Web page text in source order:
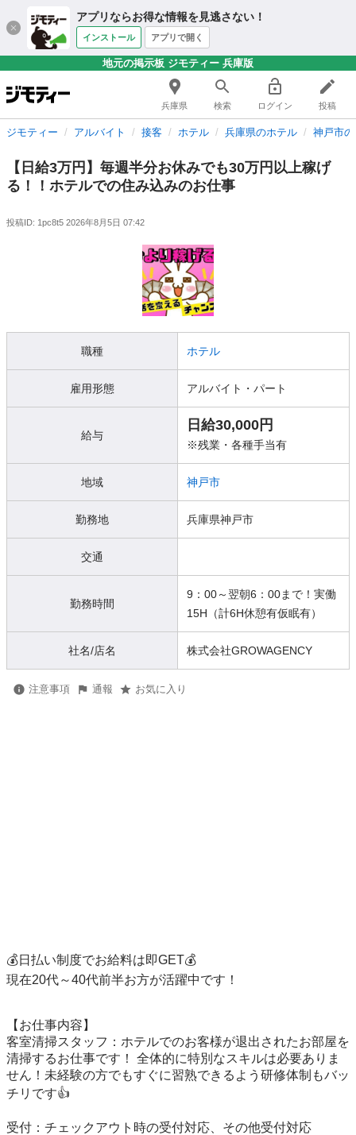
アプリならお得な情報を見逃さない！
インストール アプリで開く
地元の掲示板 ジモティー 兵庫版
兵庫県 検索 ログイン 投稿
ジモティー アルバイト 接客 ホテル 兵庫県のホテル 神戸市
【日給3万円】毎週半分お休みでも30万円以上稼げ
る！！ホテルでの住み込みのお仕事
投稿ID: 1pc8t5 2026年8月5日 07:42
職種 ホテル
雇用形態 アルバイト・パート
給与
日給30,000円
※残業・各種手当有
地域 神戸市
勤務地 兵庫県神戸市
交通
勤務時間
9：00～翌朝6：00まで！実働
15H（計6H休憩有仮眠有）
社名/店名 株式会社GROWAGENCY
注意事項 通報 お気に入り
💰日払い制度でお給料は即GET💰
現在20代～40代前半お方が活躍中です！
【お仕事内容】
客室清掃スタッフ：ホテルでのお客様が退出されたお部屋を
清掃するお仕事です！ 全体的に特別なスキルは必要ありま
せん！未経験の方でもすぐに習熟できるよう研修体制もバッ
チリです👍
受付：チェックアウト時の受付対応、その他受付対応